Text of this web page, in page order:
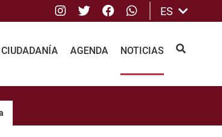
Instagram
TwitterFacebook
whatsApp
ES
CIUDADANÍA AGENDA NOTICIAS BUSCAR